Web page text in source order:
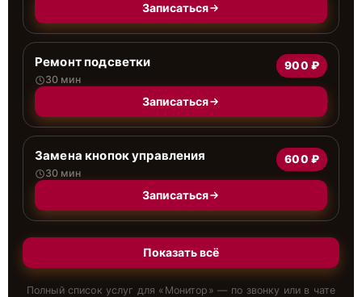
Записаться
Ремонт подсветки
30 мин
900 ₽
Записаться
Замена кнопок управления
30 мин
600 ₽
Записаться
Показать всё
Полный список услуг для « Монитор » — по звонку или в чате